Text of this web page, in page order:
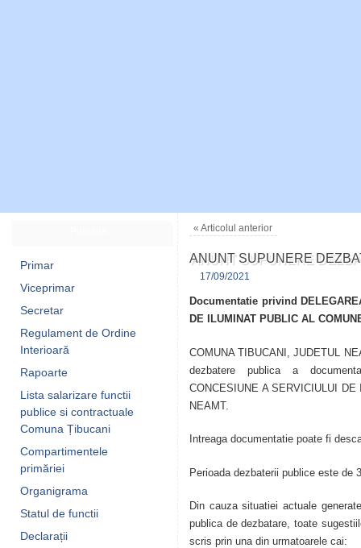
« Articolul anterior
ANUNT SUPUNERE
17/09/2021
Documentatie privind
DE ILUMINAT PUBLIC AL
COMUNA TIBUCANI, JUDETUL
dezbatere publica a
CONCESIUNE A SERVICIULUI
NEAMT.
Intreaga documentatie poate fi
Perioada dezbaterii publice este de
Din cauza situatiei actuale
publica de dezbatare, toate
scris prin una din urmatoarele cai:
Primar
Viceprimar
Secretar
Regulament de Ordine
Interioară
Rapoarte
Lista salarizare functii
publice si contractuale
Comuna Țibucani
Compartimentele
primăriei
Organigrama
Statul de functii
Declarații